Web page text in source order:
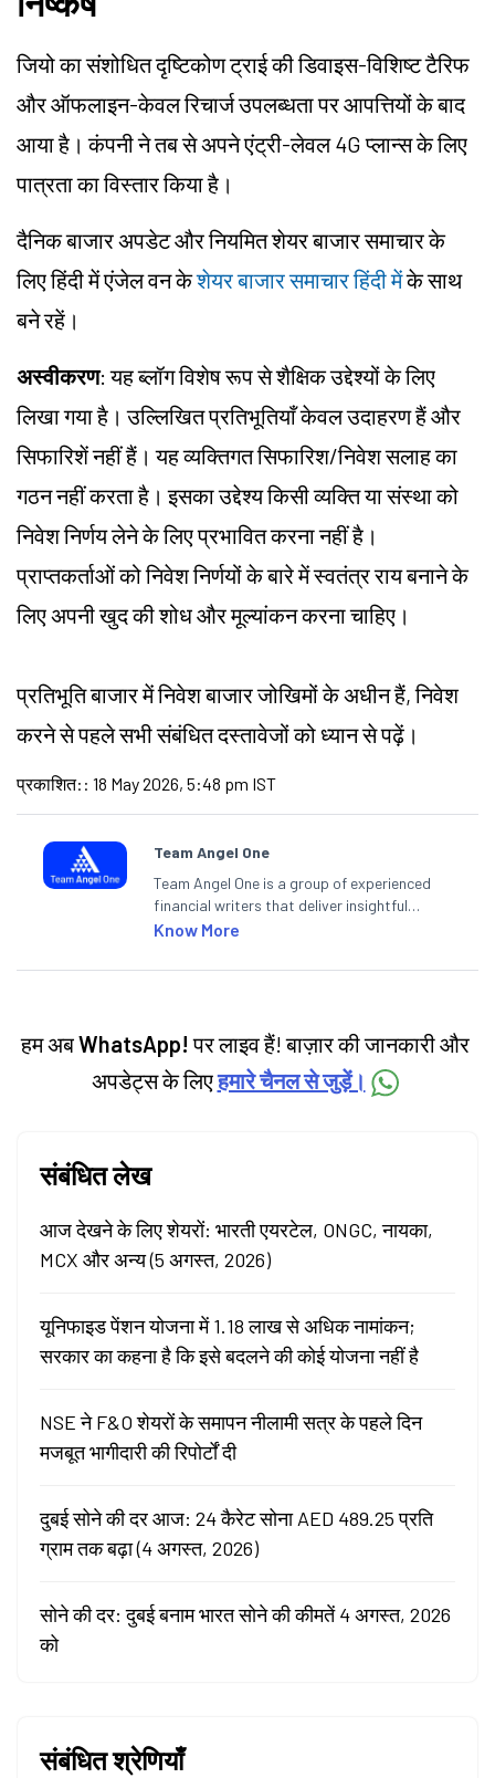
जियो का संशोधित दृष्टिकोण ट्राई की डिवाइस-विशिष्ट टैरिफ
और ऑफलाइन-केवल रिचार्ज उपलब्धता पर आपत्तियों के बाद
आया है। कंपनी ने तब से अपने एंट्री-लेवल 4G प्लान्स के लिए
पात्रता का विस्तार किया है।
दैनिक बाजार अपडेट और नियमित शेयर बाजार समाचार के
लिए हिंदी में एंजेल वन केशेयर बाजार समाचार हिंदी मेंके साथ
बने रहें।
अस्वीकरण: यह ब्लॉग विशेष रूप से शैक्षिक उद्देश्यों के लिए
लिखा गया है। उल्लिखित प्रतिभूतियाँ केवल उदाहरण हैं और
सिफारिशें नहीं हैं। यह व्यक्तिगत सिफारिश/निवेश सलाह का
गठन नहीं करता है। इसका उद्देश्य किसी व्यक्ति या संस्था को
निवेश निर्णय लेने के लिए प्रभावित करना नहीं है।
प्राप्तकर्ताओं को निवेश निर्णयों के बारे में स्वतंत्र राय बनाने के
लिए अपनी खुद की शोध और मूल्यांकन करना चाहिए।
प्रतिभूति बाजार में निवेश बाजार जोखिमों के अधीन हैं, निवेश
करने से पहले सभी संबंधित दस्तावेजों को ध्यान से पढ़ें।
प्रकाशित: : 18 May 2026, 5:48 pm IST
Team Angel One
Team Angel One is a group of experienced
financial writers that deliver insightful
articles on the stock market, IPO, economy,
categories.
Know More
हम अबWhatsApp! पर लाइव हैं! बाज़ार की जानकारी और
अपडेट्स के लिएहमारे चैनल से जुड़ें।
संबंधित लेख
आज देखने के लिए शेयरों: भारती एयरटेल, ONGC, नायका,
MCX और अन्य (5 अगस्त, 2026)
यूनिफाइड पेंशन योजना में 1.18 लाख से अधिक नामांकन;
सरकार का कहना है कि इसे बदलने की कोई योजना नहीं है
NSE ने F&O शेयरों के समापन नीलामी सत्र के पहले दिन
मजबूत भागीदारी की रिपोर्टों दी
दुबई सोने की दर आज: 24 कैरेट सोना AED 489.25 प्रति
ग्राम तक बढ़ा (4 अगस्त, 2026)
सोने की दर: दुबई बनाम भारत सोने की कीमतें 4 अगस्त, 2026
को
संबंधित श्रेणियाँ